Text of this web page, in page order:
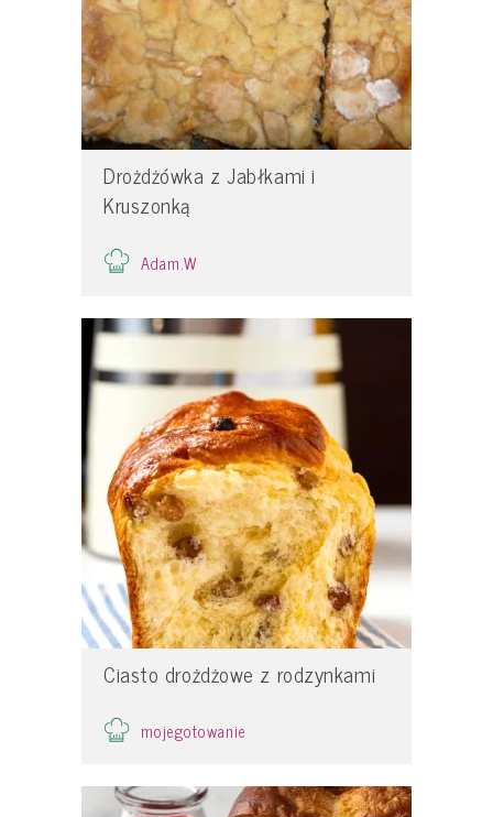
Drożdżówka z Jabłkami i
Kruszonką
Adam.W
Ciasto drożdżowe z rodzynkami
mojegotowanie